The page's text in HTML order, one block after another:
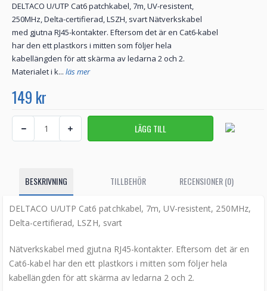
DELTACO U/UTP Cat6 patchkabel, 7m, UV-resistent,
250MHz, Delta-certifierad, LSZH, svart Nätverkskabel
med gjutna RJ45-kontakter. Eftersom det är en Cat6-kabel
har den ett plastkors i mitten som följer hela
kabellängden för att skärma av ledarna 2 och 2.
Materialet i k... läs mer
149 kr
BESKRIVNING TILLBEHÖR RECENSIONER (0)
DELTACO U/UTP Cat6 patchkabel, 7m, UV-resistent, 250MHz,
Delta-certifierad, LSZH, svart
Nätverkskabel med gjutna RJ45-kontakter. Eftersom det är en
Cat6-kabel har den ett plastkors i mitten som följer hela
kabellängden för att skärma av ledarna 2 och 2.